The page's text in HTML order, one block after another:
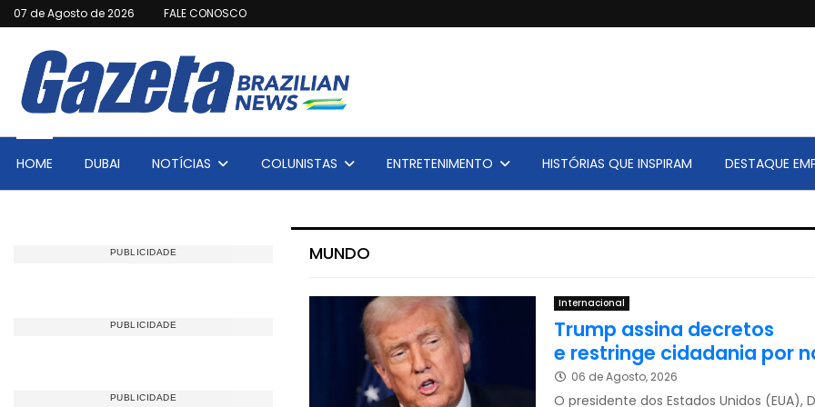
07 de Agosto de 2026 FALE CONOSCO
HOME DUBAI NOTÍCIAS COLUNISTAS ENTRETENIMENTO HISTÓRIAS QUE INSPIRAM DESTAQUE
MUNDO
Internacional
Trump assina decretos
e restringe cidadania por
06 de Agosto, 2026
O presidente dos Estados Unidos (EUA),